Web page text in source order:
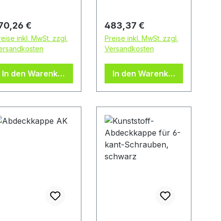
info-
Preis:
€
inkl. MwSt. zzgl.
In den Warenkorb
DE, +495223770,
info@hettich.com
Regulärer Preis:
483,37 €
Preise inkl. MwSt. zzgl.
Versandkosten
In den Warenkorb